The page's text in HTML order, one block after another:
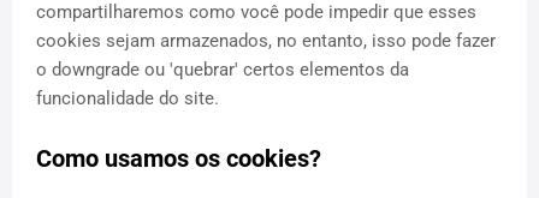
compartilharemos como você pode impedir que esses
cookies sejam armazenados, no entanto, isso pode fazer
o downgrade ou 'quebrar' certos elementos da
funcionalidade do site.
Como usamos os cookies?